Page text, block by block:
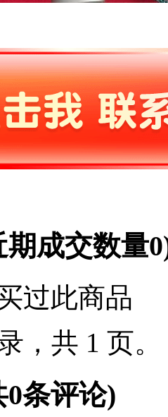
期成交数量0
过此商品
，共 1 页。
0条评论)